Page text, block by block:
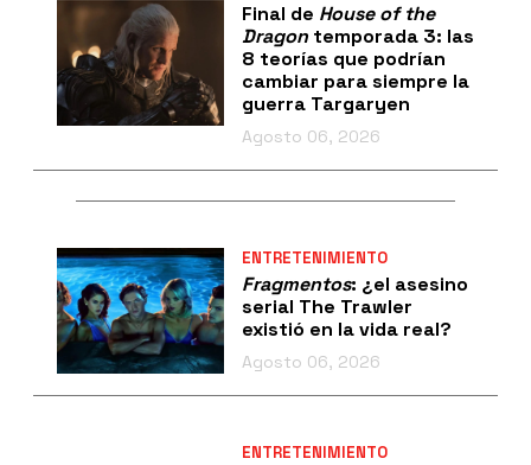
Final de House of the
Dragontemporada 3: las
8 teorías que podrían
cambiar para siempre la
guerra Targaryen
Agosto 06, 2026
ENTRETENIMIENTO
Fragmentos: ¿el asesino
serial The Trawler
existió en la vida real?
Agosto 06, 2026
ENTRETENIMIENTO